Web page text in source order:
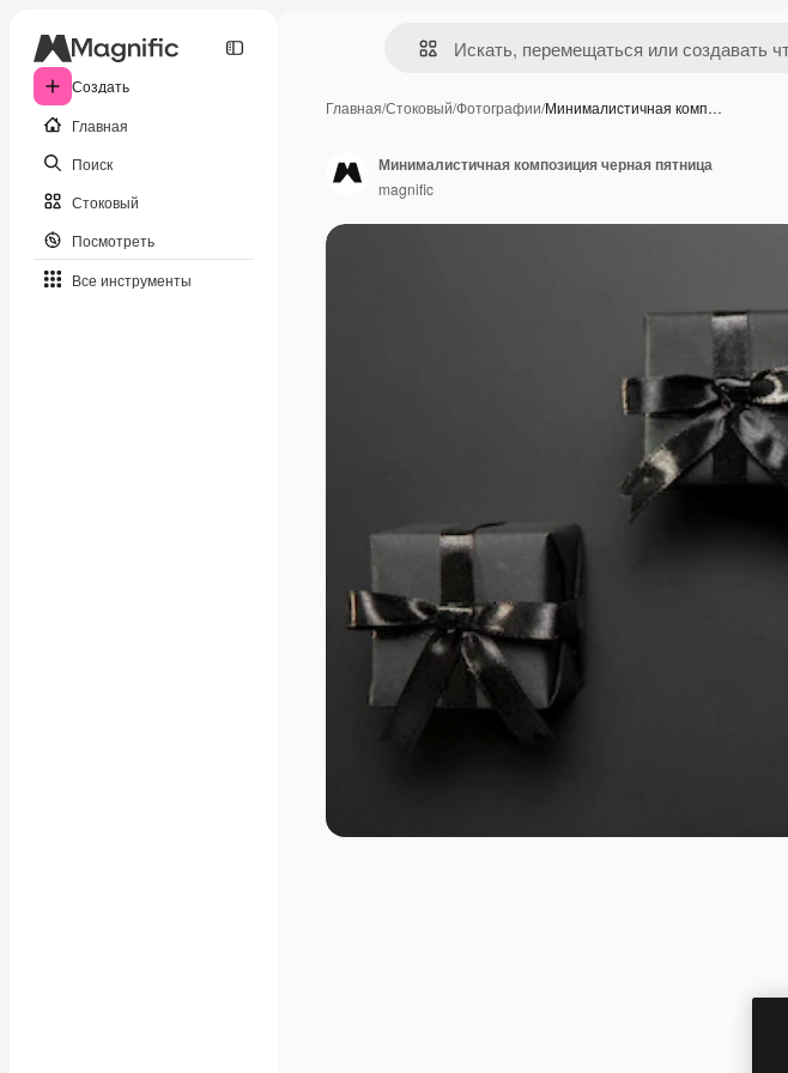
Создать
Главная
Поиск
Стоковый
Посмотреть
Все инструменты
Главная/Стоковый/Фотографии/Минималистичная комп…
Минималистичная композиция черная пятница
magnific